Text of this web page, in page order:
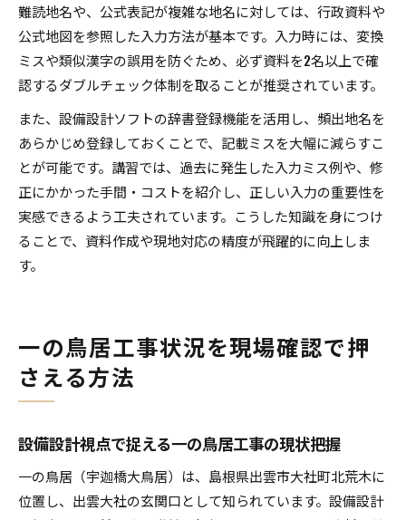
難読地名や、公式表記が複雑な地名に対しては、行政資料や
公式地図を参照した入力方法が基本です。入力時には、変換
ミスや類似漢字の誤用を防ぐため、必ず資料を2名以上で確
認するダブルチェック体制を取ることが推奨されています。
また、設備設計ソフトの辞書登録機能を活用し、頻出地名を
あらかじめ登録しておくことで、記載ミスを大幅に減らすこ
とが可能です。講習では、過去に発生した入力ミス例や、修
正にかかった手間・コストを紹介し、正しい入力の重要性を
実感できるよう工夫されています。こうした知識を身につけ
ることで、資料作成や現地対応の精度が飛躍的に向上しま
す。
一の鳥居工事状況を現場確認で押
さえる方法
設備設計視点で捉える一の鳥居工事の現状把握
一の鳥居（宇迦橋大鳥居）は、島根県出雲市大社町北荒木に
位置し、出雲大社の玄関口として知られています。設備設計